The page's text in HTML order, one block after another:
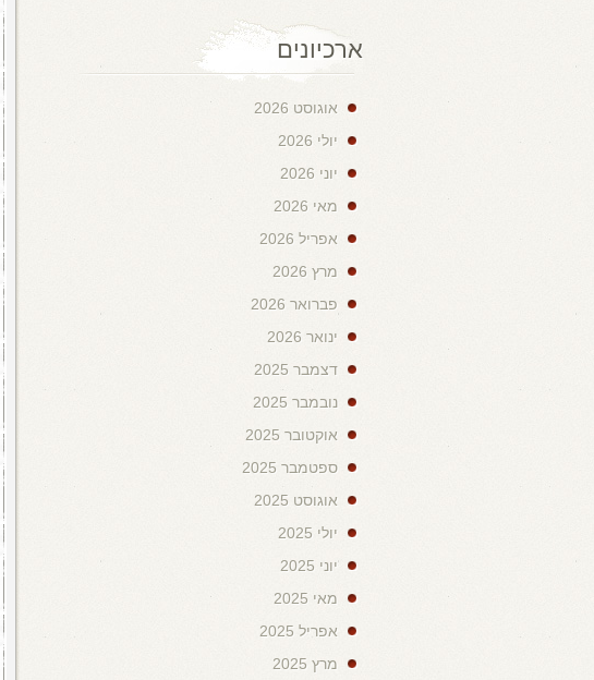
ארכיונים
אוגוסט 2026
יולי 2026
יוני 2026
מאי 2026
אפריל 2026
מרץ 2026
פברואר 2026
ינואר 2026
דצמבר 2025
נובמבר 2025
אוקטובר 2025
ספטמבר 2025
אוגוסט 2025
יולי 2025
יוני 2025
מאי 2025
אפריל 2025
מרץ 2025